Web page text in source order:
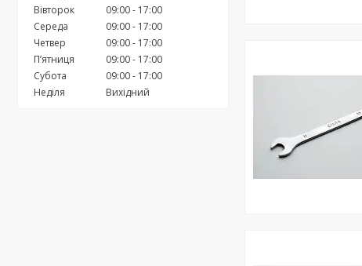
Вівторок
09:00
17:00
Середа
09:00
17:00
Четвер
09:00
17:00
Пʼятниця
09:00
17:00
Субота
09:00
17:00
Неділя
Вихідний